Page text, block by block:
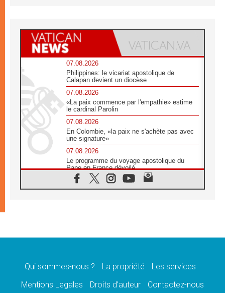
07.08.2026
Philippines: le vicariat apostolique de
Calapan devient un diocèse
07.08.2026
«La paix commence par l'empathie» estime
le cardinal Parolin
07.08.2026
En Colombie, «la paix ne s'achète pas avec
une signature»
07.08.2026
Le programme du voyage apostolique du
Pape en France dévoilé
07.08.2026
1ère Conférence continentale sur l'éducation
07.08.2026
07.08.2026
lancement des «dix jours de prière pour la
Qui sommes-nous ? La propriété
Les services
Mentions Legales
Droits d’auteur Contactez-nous